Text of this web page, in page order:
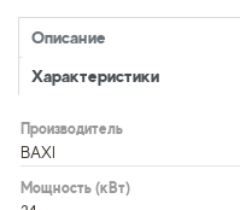
Описание
Характеристики
Производитель
BAXI
Мощность (кВт)